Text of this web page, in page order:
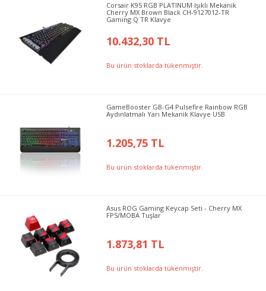
Corsair K95 RGB PLATINUM Işıklı Mekanik
Cherry MX Brown Black CH-9127012-TR
Gaming Q TR Klavye
10.432,30 TL
Bu ürün stoklarda tükenmiştir.
GameBooster GB-G4 Pulsefire Rainbow RGB
Aydınlatmalı Yarı Mekanik Klavye USB
1.205,75 TL
Bu ürün stoklarda tükenmiştir.
Asus ROG Gaming Keycap Seti - Cherry MX
FPS/MOBA Tuşlar
1.873,81 TL
Bu ürün stoklarda tükenmiştir.